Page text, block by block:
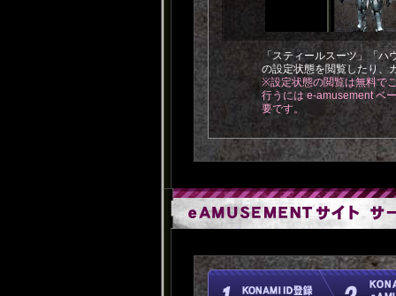
「スティールスーツ」「
の設定状態を閲覧したり、
※設定状態の閲覧は無料で
行うには e-amusement ベ
要です。